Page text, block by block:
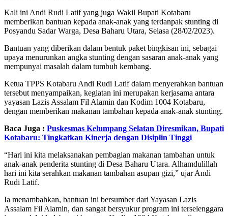
Kali ini Andi Rudi Latif yang juga Wakil Bupati Kotabaru
memberikan bantuan kepada anak-anak yang terdanpak stunting di
Posyandu Sadar Warga, Desa Baharu Utara, Selasa (28/02/2023).
Bantuan yang diberikan dalam bentuk paket bingkisan ini, sebagai
upaya menurunkan angka stunting dengan sasaran anak-anak yang
mempunyai masalah dalam tumbuh kembang.
Ketua TPPS Kotabaru Andi Rudi Latif dalam menyerahkan bantuan
tersebut menyampaikan, kegiatan ini merupakan kerjasama antara
yayasan Lazis Assalam Fil Alamin dan Kodim 1004 Kotabaru,
dengan memberikan makanan tambahan kepada anak-anak stunting.
Baca Juga : Puskesmas Kelumpang Selatan Diresmikan, Bupati
Kotabaru: Tingkatkan Kinerja dengan Disiplin Tinggi
“Hari ini kita melaksanakan pembagian makanan tambahan untuk
anak-anak penderita stunting di Desa Baharu Utara. Alhamdulillah
hari ini kita serahkan makanan tambahan asupan gizi,” ujar Andi
Rudi Latif.
Ia menambahkan, bantuan ini bersumber dari Yayasan Lazis
Assalam Fil Alamin, dan sangat bersyukur program ini terselenggara